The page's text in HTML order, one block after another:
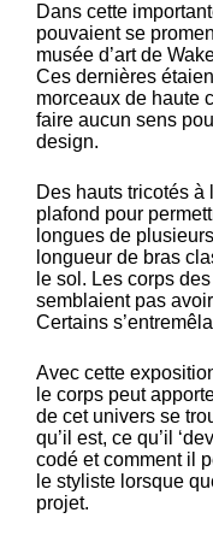
Dans cette
pouvaient se
musée d’art de
Ces dernières
morceaux de haute
faire aucun sens
design.
Des hauts tricotés
plafond pour
longues de
longueur de bras
le sol. Les corps
semblaient pas
Certains
Avec cette
le corps peut
de cet univers se
qu’il est, ce qu’il
codé et comment il
le styliste lorsque
projet.